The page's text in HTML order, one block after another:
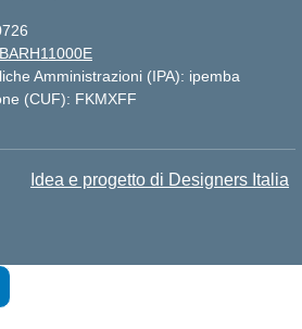
BARH11000E
Amministrazioni (IPA): ipemba
(CUF): FKMXFF
Idea e progetto di Designers Italia